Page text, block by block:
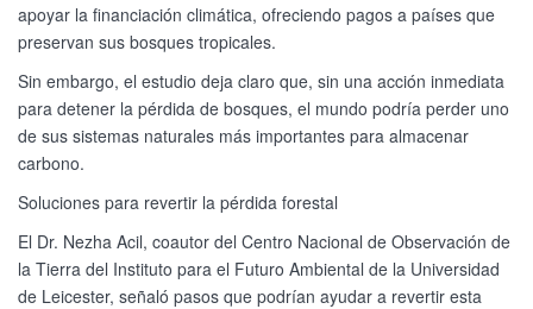
apoyar la financiación climática, ofreciendo pagos a países que
preservan sus bosques tropicales.
Sin embargo, el estudio deja claro que, sin una acción inmediata
para detener la pérdida de bosques, el mundo podría perder uno
de sus sistemas naturales más importantes para almacenar
carbono.
Soluciones para revertir la pérdida forestal
El Dr. Nezha Acil, coautor del Centro Nacional de Observación de
la Tierra del Instituto para el Futuro Ambiental de la Universidad
de Leicester, señaló pasos que podrían ayudar a revertir esta